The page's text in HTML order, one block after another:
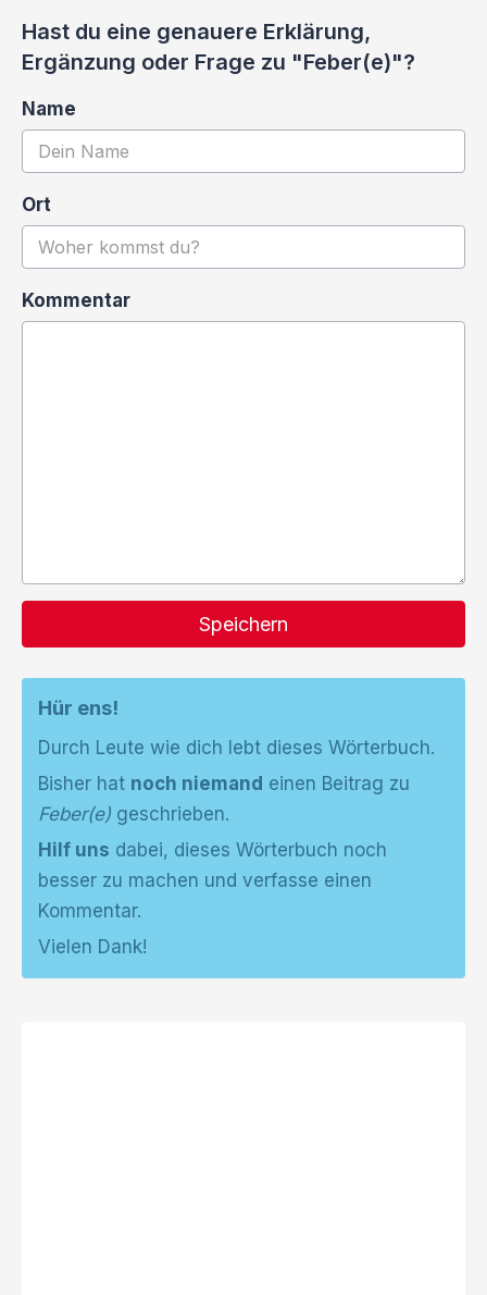
Hast du eine genauere Erklärung,
Ergänzung oder Frage zu "Feber(e)"?
Name
Ort
Kommentar
Speichern
Hür ens!
Durch Leute wie dich lebt dieses Wörterbuch.
Bisher hat noch niemand einen Beitrag zu
Feber(e) geschrieben.
Hilf uns dabei, dieses Wörterbuch noch
besser zu machen und verfasse einen
Kommentar.
Vielen Dank!